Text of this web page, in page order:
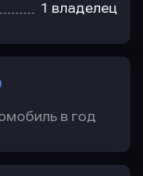
1 владелец
в год